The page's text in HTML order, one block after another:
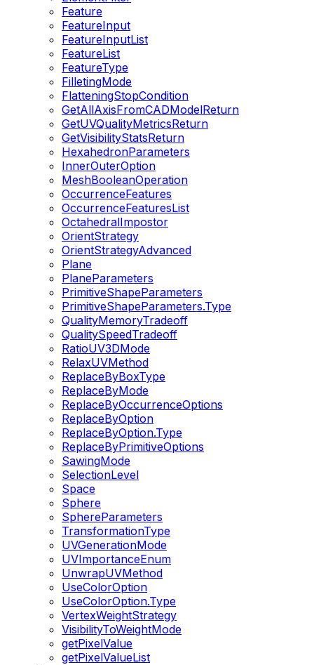
Feature
FeatureInput
FeatureInputList
FeatureList
FeatureType
FilletingMode
FlatteningStopCondition
GetAllAxisFromCADModelReturn
GetUVQualityMetricsReturn
GetVisibilityStatsReturn
HexahedronParameters
InnerOuterOption
MeshBooleanOperation
OccurrenceFeatures
OccurrenceFeaturesList
OctahedralImpostor
OrientStrategy
OrientStrategyAdvanced
Plane
PlaneParameters
PrimitiveShapeParameters
PrimitiveShapeParameters.Type
QualityMemoryTradeoff
QualitySpeedTradeoff
RatioUV3DMode
RelaxUVMethod
ReplaceByBoxType
ReplaceByMode
ReplaceByOccurrenceOptions
ReplaceByOption
ReplaceByOption.Type
ReplaceByPrimitiveOptions
SawingMode
SelectionLevel
Space
Sphere
SphereParameters
TransformationType
UVGenerationMode
UVImportanceEnum
UnwrapUVMethod
UseColorOption
UseColorOption.Type
VertexWeightStrategy
VisibilityToWeightMode
getPixelValue
getPixelValueList